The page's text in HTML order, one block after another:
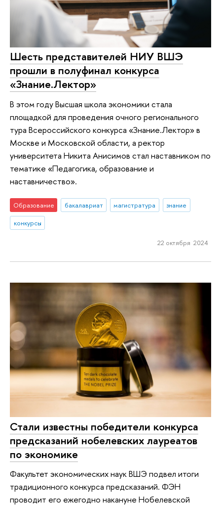
Шесть представителей НИУ ВШЭ
прошли в полуфинал конкурса
«Знание.Лектор»
В этом году Высшая школа экономики стала
площадкой для проведения очного регионального
тура Всероссийского конкурса «Знание.Лектор» в
Москве и Московской области, а ректор
университета Никита Анисимов стал наставником по
тематике «Педагогика, образование и
наставничество».
Образование бакалавриат магистратура
знание
конкурсы
22 октября 2024
Стали известны победители конкурса
предсказаний нобелевских лауреатов
по экономике
Факультет экономических наук ВШЭ подвел итоги
традиционного конкурса предсказаний. ФЭН
проводит его ежегодно накануне Нобелевской